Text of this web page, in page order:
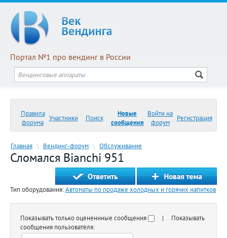
Портал №1 про вендинг в России
Правила
форума
Участники Поиск
Новые
сообщения
Войти на
форум
Регистрация
Главная \ Вендинг-форум \ Обслуживание
Сломался Bianchi 951
Тип оборудования:Автоматы по продаже холодных и горячих напитков
Показывать только оцененнные сообщения
| Показывать
сообщения пользователя: